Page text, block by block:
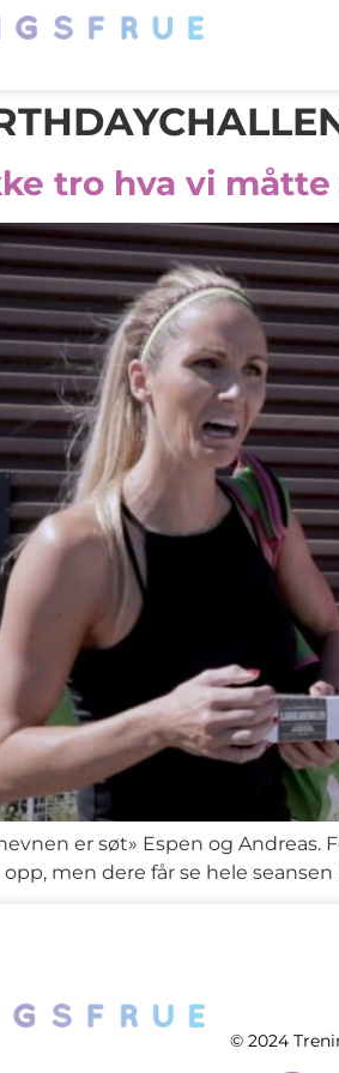
tro hva vi
er søt» Espen og
men dere får se hele
© 2024